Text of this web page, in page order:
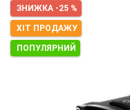
ЗНИЖКА -25 %
ХІТ ПРОДАЖУ
ПОПУЛЯРНИЙ